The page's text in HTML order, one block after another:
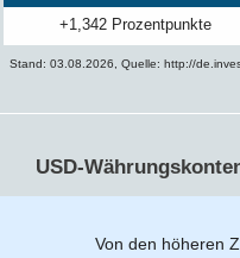
+1,342 Prozentpunkte
Stand: 03.08.2026, Quelle: http://
USD-
Von den höheren